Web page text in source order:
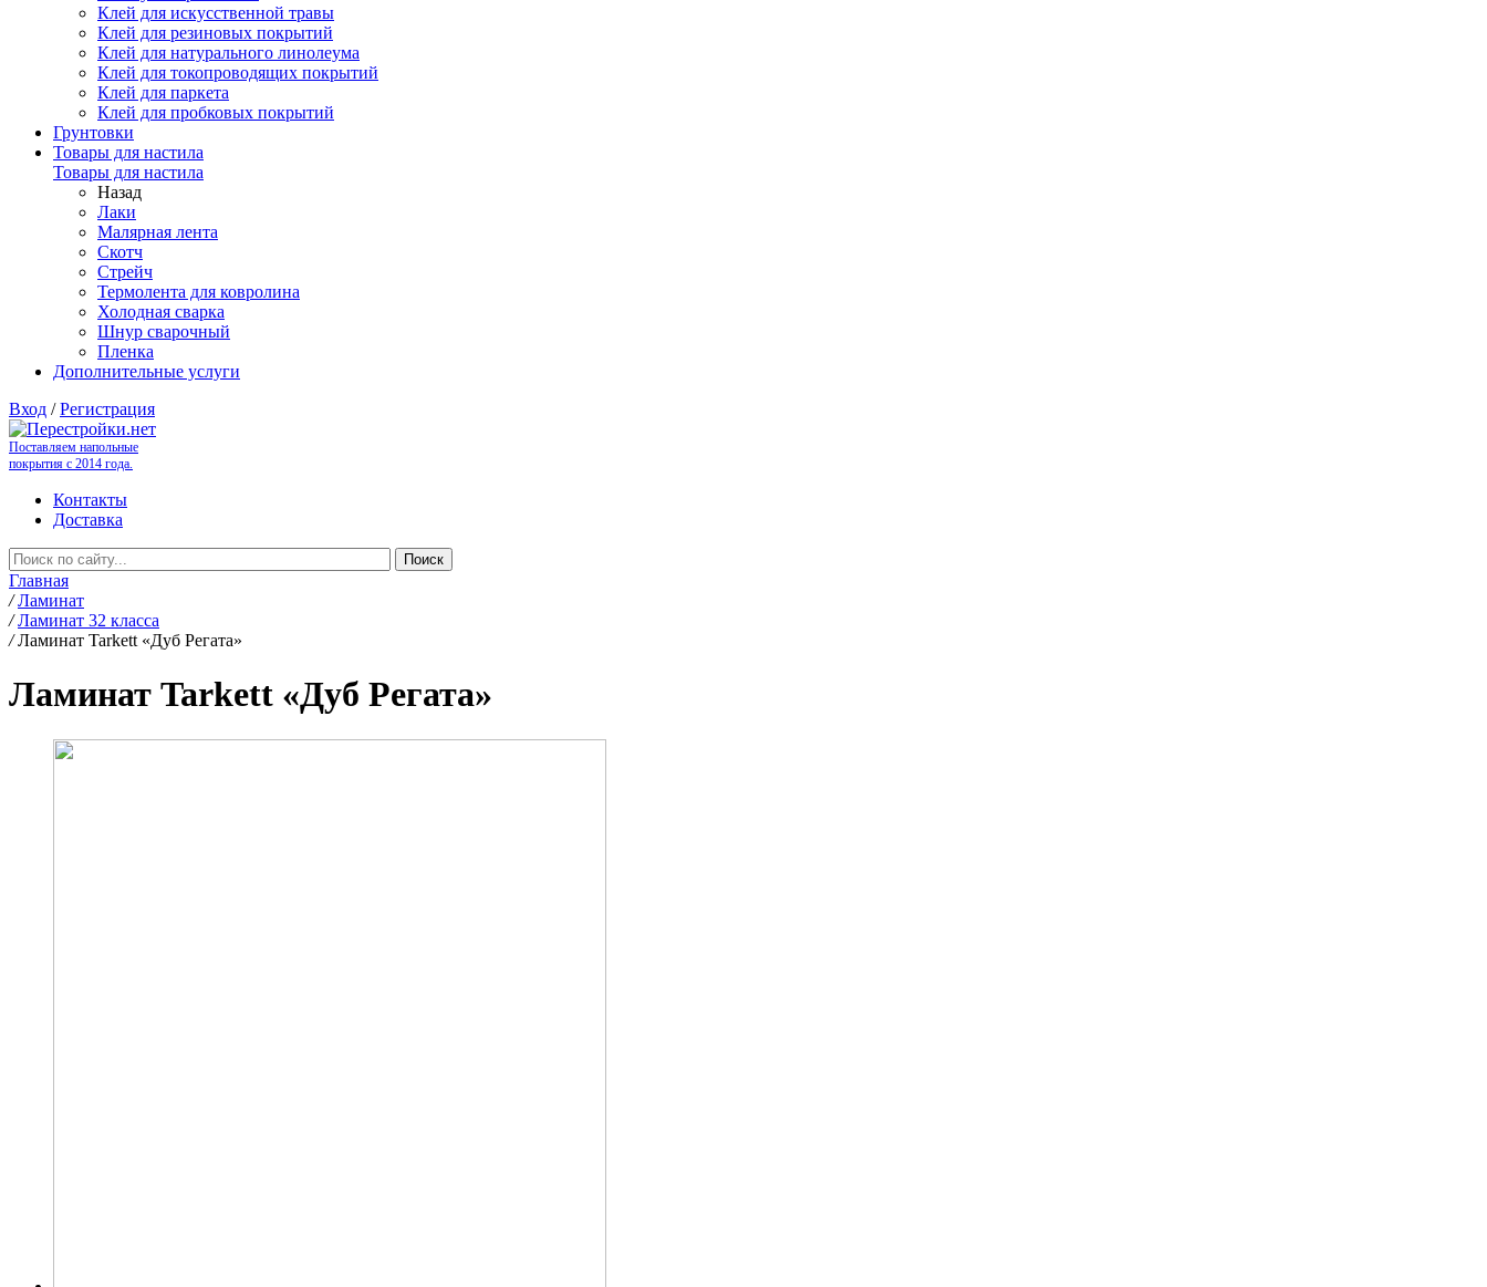
Клей для искусственной травы
Клей для резиновых покрытий
Клей для натурального линолеума
Клей для токопроводящих покрытий
Клей для паркета
Клей для пробковых покрытий
Грунтовки
Товары для настила
Товары для настила
Назад
Лаки
Малярная лента
Скотч
Стрейч
Термолента для ковролина
Холодная сварка
Шнур сварочный
Пленка
Дополнительные услуги
Вход /Регистрация
Поставляем напольные
покрытия с 2014 года.
Контакты
Доставка
Главная
/ Ламинат
/ Ламинат 32 класса
/ Ламинат Tarkett «Дуб Регата»
Ламинат Tarkett «Дуб Регата»